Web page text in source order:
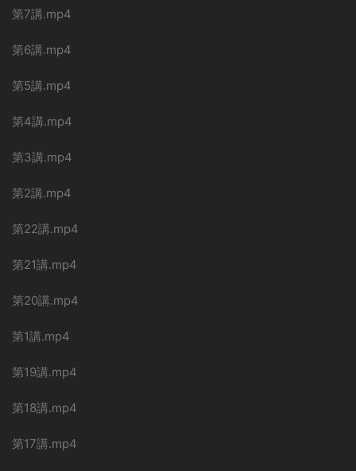
第7講.mp4
第6講.mp4
第5講.mp4
第4講.mp4
第3講.mp4
第2講.mp4
第22講.mp4
第21講.mp4
第20講.mp4
第1講.mp4
第19講.mp4
第18講.mp4
第17講.mp4